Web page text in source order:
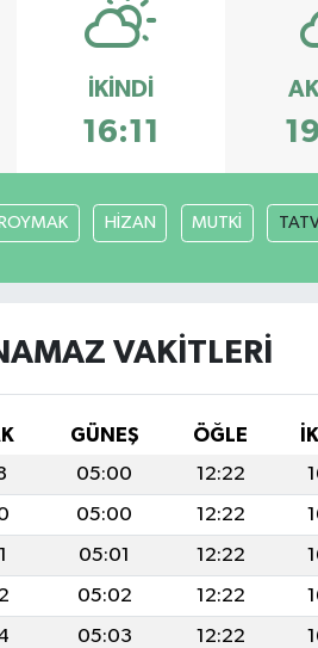
İKINDI
16:11
HİZAN MUTKİ
VAKITLERI
GÜNEŞ ÖĞLE
05:00 12:22
05:00 12:22
05:01 12:22
05:02 12:22
05:03 12:22